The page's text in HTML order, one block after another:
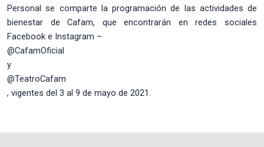
Personal se comparte la programación de las actividades de
bienestar de Cafam, que encontrarán en redes sociales
Facebook e Instagram –
@CafamOficial
y
@TeatroCafam
, vigentes del 3 al 9 de mayo de 2021.